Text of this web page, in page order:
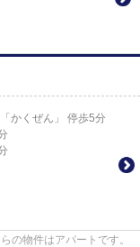
かくぜん」 停歩5分
の物件はアパートです。